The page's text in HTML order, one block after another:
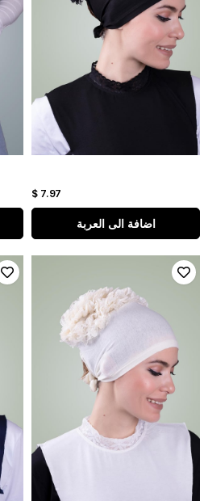
$ 7.97
اضافة الى العربة